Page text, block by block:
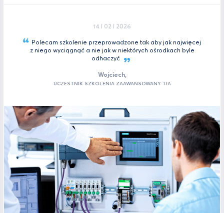
14 I 02 I 2026
Polecam szkolenie przeprowadzone tak aby jak najwięcej
z niego wyciągnąć a nie jak w niektórych ośrodkach byle
odhaczyć
Wojciech,
UCZESTNIK SZKOLENIA ZAAWANSOWANY TIA